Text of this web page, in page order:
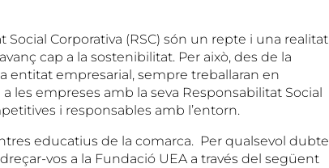
Social Corporativa (RSC) són un repte i una realitat
cap a la sostenibilitat. Per això, des de la
entitat empresarial, sempre treballaran en
empreses amb la seva Responsabilitat Social
i responsables amb l’entorn.
educatius de la comarca. Per qualsevol dubte
vos a la Fundació UEA a través del següent